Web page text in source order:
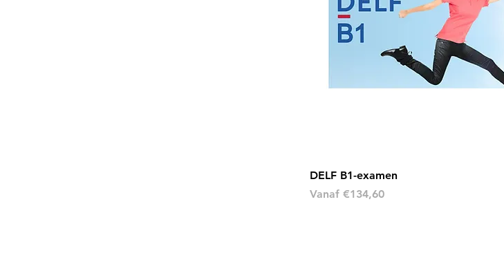
DELF B1-examen
Vanaf €134,60
Verkoopprijs